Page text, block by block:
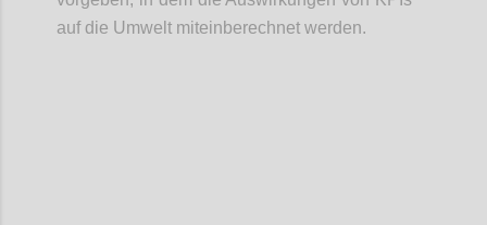
auf die Umwelt miteinberechnet werden.